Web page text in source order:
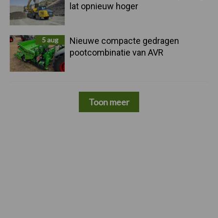
lat opnieuw hoger
5 aug
Nieuwe compacte gedragen
pootcombinatie van AVR
Toon meer